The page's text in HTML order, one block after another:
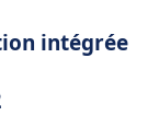
intégrée